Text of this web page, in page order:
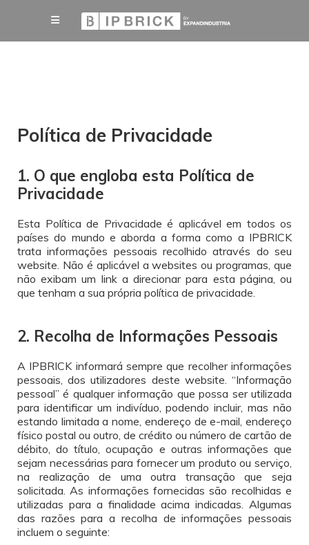
Política de Privacidade
1. O que engloba esta Política de
Privacidade
Esta Política de Privacidade é aplicável em todos os
países do mundo e aborda a forma como a IPBRICK
trata informações pessoais recolhido através do seu
website. Não é aplicável a websites ou programas, que
não exibam um link a direcionar para esta página, ou
que tenham a sua própria política de privacidade.
2. Recolha de Informações Pessoais
A IPBRICK informará sempre que recolher informações
pessoais, dos utilizadores deste website. “Informação
pessoal” é qualquer informação que possa ser utilizada
para identificar um indivíduo, podendo incluir, mas não
estando limitada a nome, endereço de e-mail, endereço
físico postal ou outro, de crédito ou número de cartão de
débito, do título, ocupação e outras informações que
sejam necessárias para fornecer um produto ou serviço,
na realização de uma outra transação que seja
solicitada. As informações fornecidas são recolhidas e
utilizadas para a finalidade acima indicadas. Algumas
das razões para a recolha de informações pessoais
incluem o seguinte: